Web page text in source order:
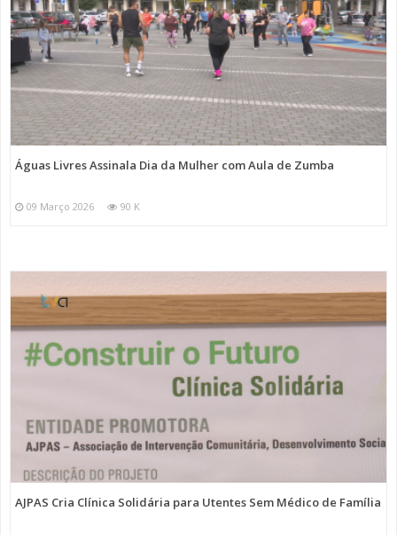
Águas Livres Assinala Dia da Mulher com Aula de Zumba
09 Março 2026 90 K
AJPAS Cria Clínica Solidária para Utentes Sem Médico de Família